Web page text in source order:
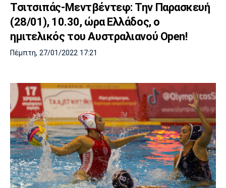
Τσιτσιπάς-Μεντβέντεφ: Την Παρασκευή
(28/01), 10.30, ώρα Ελλάδος, ο
ημιτελικός του Αυστραλιανού Open!
Πέμπτη, 27/01/2022 17:21